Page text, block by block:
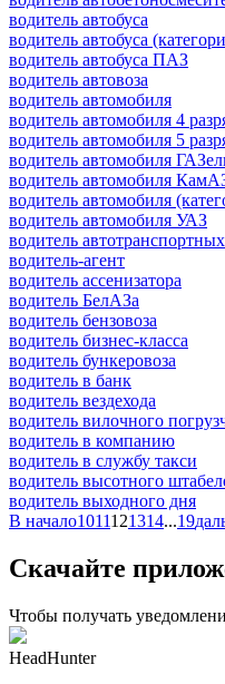
водитель автобуса
водитель автобуса
водитель автобуса ПАЗ
водитель автовоза
водитель автомобиля
водитель автомобиля 4
водитель автомобиля 5
водитель автомобиля
водитель автомобиля
водитель автомобиля
водитель автомобиля УАЗ
водитель
водитель-агент
водитель ассенизатора
водитель БелАЗа
водитель бензовоза
водитель бизнес-класса
водитель бункеровоза
водитель в банк
водитель вездехода
водитель вилочного
водитель в компанию
водитель в службу такси
водитель высотного
водитель выходного дня
В начало1011121314...19
Скачайте
Чтобы получать
HeadHunter